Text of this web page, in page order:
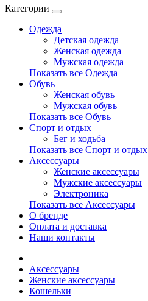
Категории
Одежда
Детская одежда
Женская одежда
Мужская одежда
Показать все Одежда
Обувь
Женская обувь
Мужская обувь
Показать все Обувь
Спорт и отдых
Бег и ходьба
Показать все Спорт и отдых
Аксессуары
Женские аксессуары
Мужские аксессуары
Электроника
Показать все Аксессуары
О бренде
Оплата и доставка
Наши контакты
Аксессуары
Женские аксессуары
Кошельки